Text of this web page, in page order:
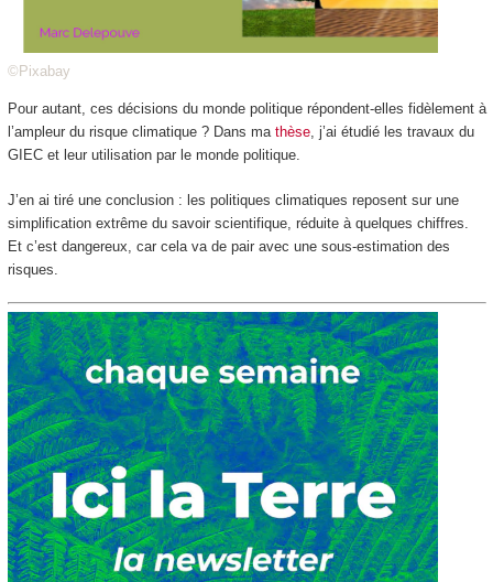
©Pixabay
Pour autant, ces décisions du monde politique répondent-elles fidèlement à
l’ampleur du risque climatique ? Dans ma thèse, j’ai étudié les travaux du
GIEC et leur utilisation par le monde politique.
J’en ai tiré une conclusion : les politiques climatiques reposent sur une
simplification extrême du savoir scientifique, réduite à quelques chiffres.
Et c’est dangereux, car cela va de pair avec une sous-estimation des
risques.